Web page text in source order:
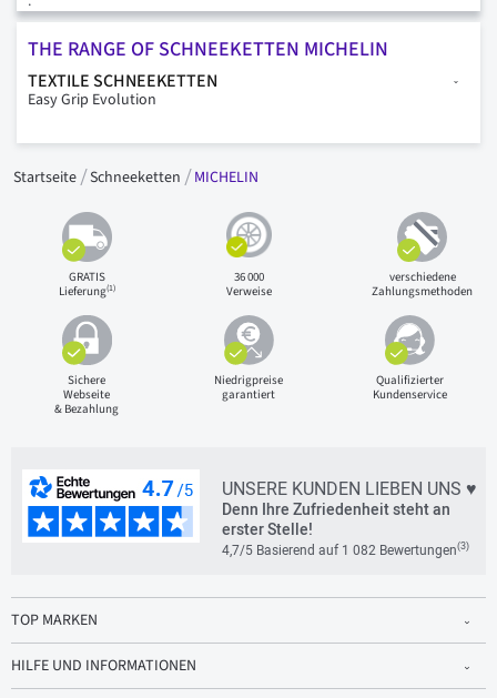
THE RANGE OF SCHNEEKETTEN MICHELIN
TEXTILE SCHNEEKETTEN
Easy Grip Evolution
Startseite Schneeketten MICHELIN
GRATIS
Lieferung(1)
36 000
Verweise
verschiedene
Zahlungsmethoden
Sichere
Webseite
& Bezahlung
Niedrigpreise
garantiert
Qualifizierter
Kundenservice
UNSERE KUNDEN LIEBEN UNS ♥
Denn Ihre Zufriedenheit steht an
erster Stelle!
4,7/5 Basierend auf 1 082 Bewertungen(3)
TOP MARKEN
HILFE UND INFORMATIONEN